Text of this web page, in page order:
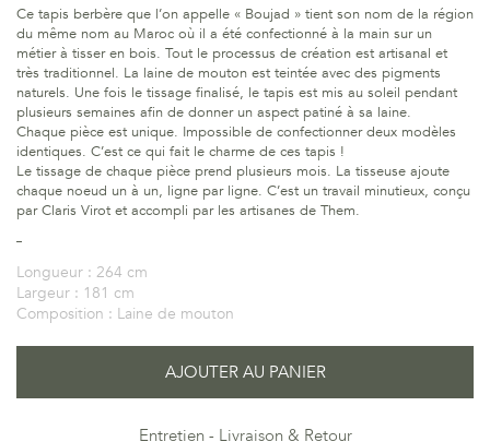
Ce tapis berbère que l’on appelle « Boujad » tient son nom de la région
du même nom au Maroc où il a été confectionné à la main sur un
métier à tisser en bois. Tout le processus de création est artisanal et
très traditionnel. La laine de mouton est teintée avec des pigments
naturels. Une fois le tissage finalisé, le tapis est mis au soleil pendant
plusieurs semaines afin de donner un aspect patiné à sa laine.
Chaque pièce est unique. Impossible de confectionner deux modèles
identiques. C’est ce qui fait le charme de ces tapis !
Le tissage de chaque pièce prend plusieurs mois. La tisseuse ajoute
chaque noeud un à un, ligne par ligne. C’est un travail minutieux, conçu
par Claris Virot et accompli par les artisanes de Them.
Longueur : 264 cm
Largeur : 181 cm
Composition : Laine de mouton
AJOUTER AU PANIER
Entretien
Livraison & Retour